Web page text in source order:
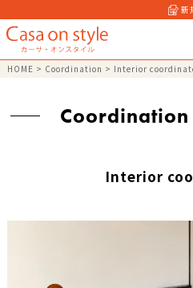
新
HOME > Coordination > Interior
Coordination
Interior